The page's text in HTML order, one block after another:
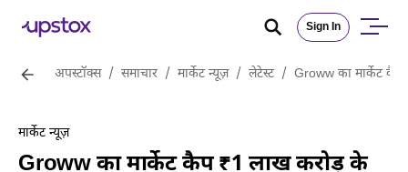
Sign In
अपस्टॉक्स / समाचार / मार्केट न्यूज़ / लेटेस्ट / Groww का मार्केट
मार्केट न्यूज़
Groww का मार्केट कैप ₹1 लाख करोड़ के